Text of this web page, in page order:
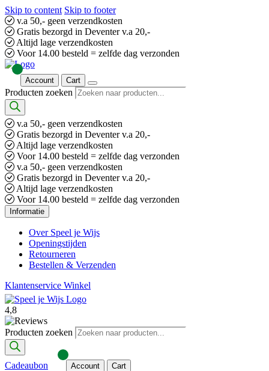
Skip to content Skip to footer
v.a 50,- geen verzendkosten
Gratis bezorgd in Deventer v.a 20,-
Altijd lage verzendkosten
Voor 14.00 besteld = zelfde dag verzonden
Account Cart
Producten zoeken
v.a 50,- geen verzendkosten
Gratis bezorgd in Deventer v.a 20,-
Altijd lage verzendkosten
Voor 14.00 besteld = zelfde dag verzonden
v.a 50,- geen verzendkosten
Gratis bezorgd in Deventer v.a 20,-
Altijd lage verzendkosten
Voor 14.00 besteld = zelfde dag verzonden
Informatie
Over Speel je Wijs
Openingstijden
Retourneren
Bestellen & Verzenden
Klantenservice Winkel
4,8
Producten zoeken
Cadeaubon Account Cart